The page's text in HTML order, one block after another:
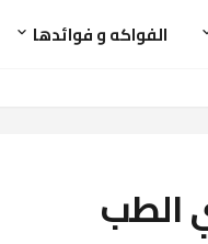
الفواكه و فوائدها
الطب